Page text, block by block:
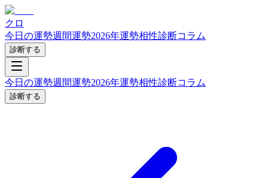
クロ
今日の運勢週間運勢2026年運勢相性診断コラム
診断する
今日の運勢週間運勢2026年運勢相性診断コラム
診断する